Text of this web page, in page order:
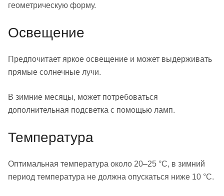
геометрическую форму.
Освещение
Предпочитает яркое освещение и может выдерживать
прямые солнечные лучи.
В зимние месяцы, может потребоваться
дополнительная подсветка с помощью ламп.
Температура
Оптимальная температура около 20–25 °C, в зимний
период температура не должна опускаться ниже 10 °C.